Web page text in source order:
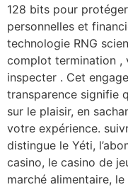
128 bits pour
personnelles et
technologie RNG
complot termination ,
inspecter . Cet
transparence signifie
sur le plaisir, en
votre expérience.
distingue le Yéti,
casino, le casino de
marché alimentaire,